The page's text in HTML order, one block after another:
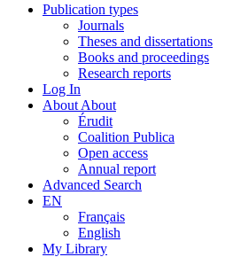
Publication types
Journals
Theses and dissertations
Books and proceedings
Research reports
Log In
About About
Érudit
Coalition Publica
Open access
Annual report
Advanced Search
EN
Français
English
My Library